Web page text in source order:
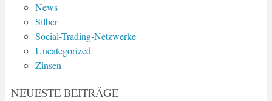
News
Silber
Social-Trading-Netzwerke
Uncategorized
Zinsen
NEUESTE BEITRÄGE